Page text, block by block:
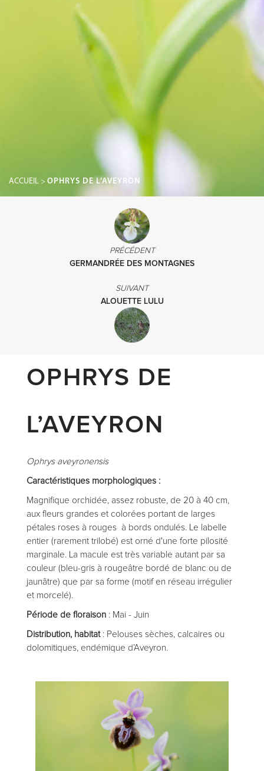
ACCUEIL > OPHRYS DE L’AVEYRON
PRÉCÉDENT
GERMANDRÉE DES MONTAGNES
SUIVANT
ALOUETTE LULU
OPHRYS DE
L’AVEYRON
Ophrys aveyronensis
Caractéristiques morphologiques :
Magnifique orchidée, assez robuste, de 20 à 40 cm,
aux fleurs grandes et colorées portant de larges
pétales roses à rouges à bords ondulés. Le labelle
entier (rarement trilobé) est orné d'une forte pilosité
marginale. La macule est très variable autant par sa
couleur (bleu-gris à rougeâtre bordé de blanc ou de
jaunâtre) que par sa forme (motif en réseau irrégulier
et morcelé).
Période de floraison: Mai - Juin
Distribution, habitat : Pelouses sèches, calcaires ou
dolomitiques, endémique d’Aveyron.